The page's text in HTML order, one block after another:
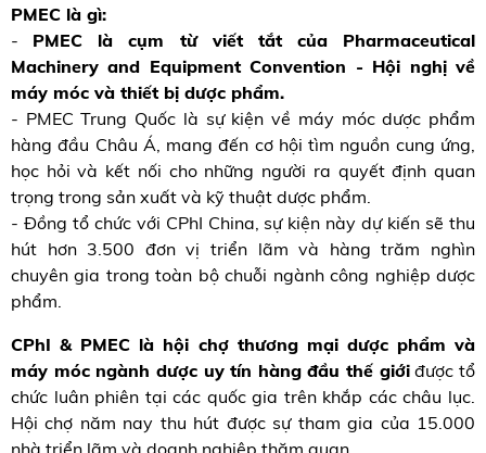
PMEC là gì:
- PMEC là cụm từ viết tắt của Pharmaceutical
Machinery and Equipment Convention - Hội nghị về
máy móc và thiết bị dược phẩm.
- PMEC Trung Quốc là sự kiện về máy móc dược phẩm
hàng đầu Châu Á, mang đến cơ hội tìm nguồn cung ứng,
học hỏi và kết nối cho những người ra quyết định quan
trọng trong sản xuất và kỹ thuật dược phẩm.
- Đồng tổ chức với CPhI China, sự kiện này dự kiến ​​sẽ thu
hút hơn 3.500 đơn vị triển lãm và hàng trăm nghìn
chuyên gia trong toàn bộ chuỗi ngành công nghiệp dược
phẩm.
CPhI & PMEC là hội chợ thương mại dược phẩm và
máy móc ngành dược uy tín hàng đầu thế giớiđược tổ
chức luân phiên tại các quốc gia trên khắp các châu lục.
Hội chợ năm nay thu hút được sự tham gia của 15.000
nhà triển lãm và doanh nghiệp thăm quan.